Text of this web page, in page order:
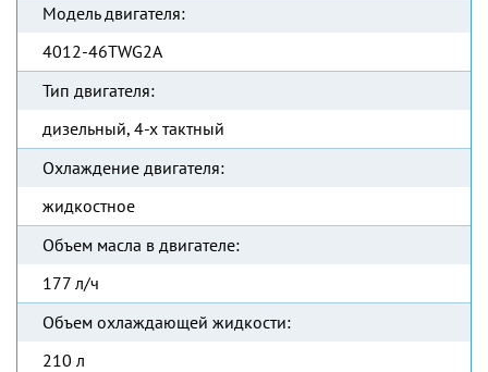
Модель двигателя:
4012-46TWG2A
Тип двигателя:
дизельный, 4-х тактный
Охлаждение двигателя:
жидкостное
Объем масла в двигателе:
177 л/ч
Объем охлаждающей жидкости:
210 л